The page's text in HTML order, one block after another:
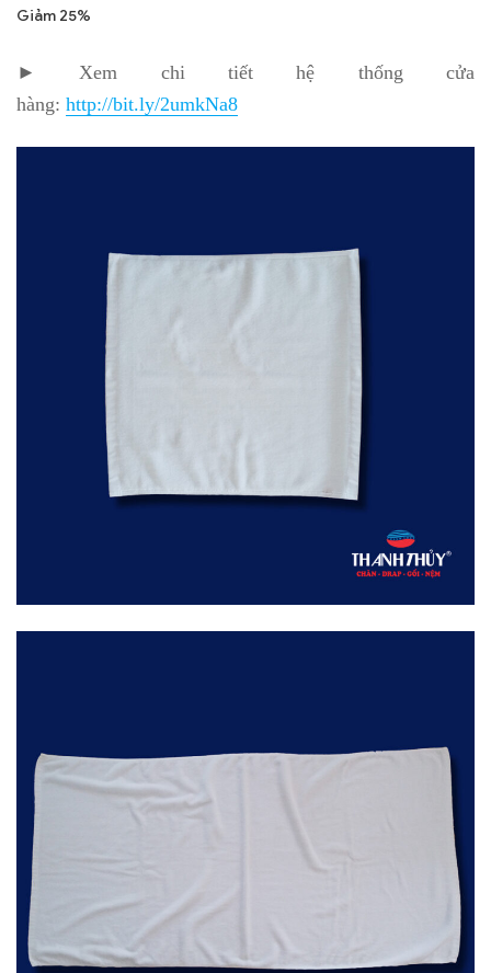
Giảm 25%
► Xem chi tiết hệ thống cửa
hàng: http://bit.ly/2umkNa8